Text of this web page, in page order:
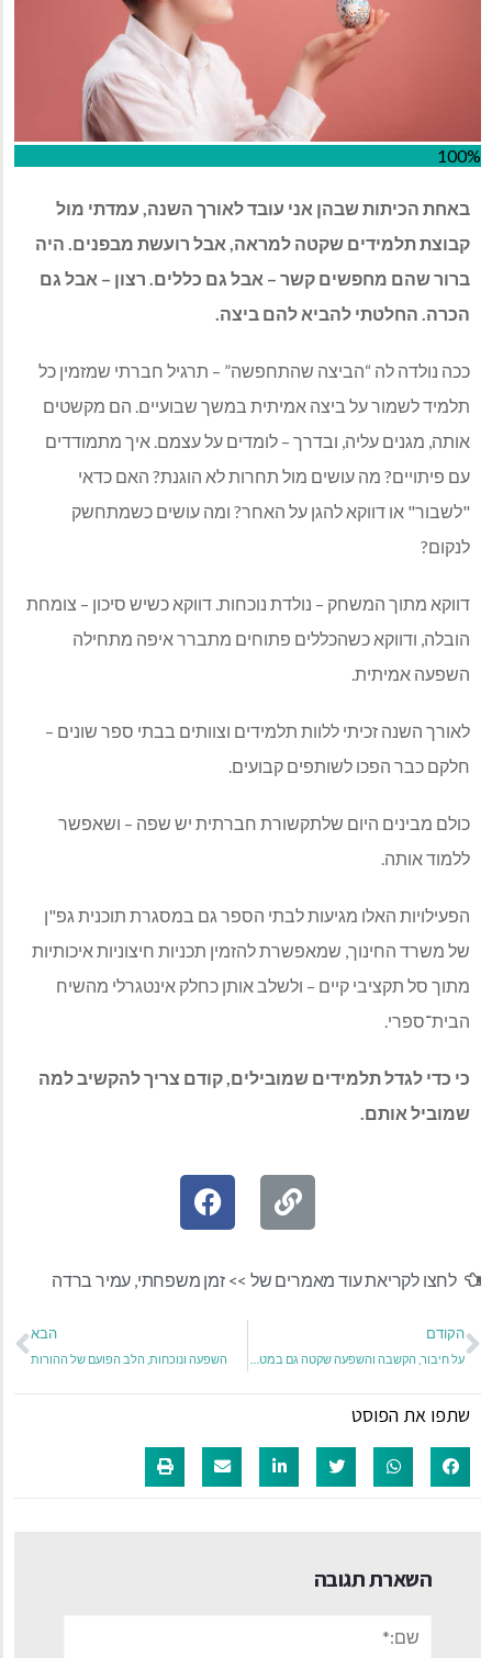
100%
באחת הכיתות שבהן אני עובד לאורך השנה, עמדתי מול
קבוצת תלמידים שקטה למראה, אבל רועשת מבפנים. היה
ברור שהם מחפשים קשר – אבל גם כללים. רצון – אבל גם
הכרה. החלטתי להביא להם ביצה.
ככה נולדה לה “הביצה שהתחפשה” – תרגיל חברתי שמזמין כל
תלמיד לשמור על ביצה אמיתית במשך שבועיים. הם מקשטים
אותה, מגנים עליה, ובדרך – לומדים על עצמם. איך מתמודדים
עם פיתויים? מה עושים מול תחרות לא הוגנת? האם כדאי
"לשבור" או דווקא להגן על האחר? ומה עושים כשמתחשק
לנקום?
דווקא מתוך המשחק – נולדת נוכחות. דווקא כשיש סיכון – צומחת
הובלה, ודווקא כשהכללים פתוחים מתברר איפה מתחילה
השפעה אמיתית.
לאורך השנה זכיתי ללוות תלמידים וצוותים בבתי ספר שונים –
חלקם כבר הפכו לשותפים קבועים.
כולם מבינים היום שלתקשורת חברתית יש שפה – ושאפשר
ללמוד אותה.
הפעילויות האלו מגיעות לבתי הספר גם במסגרת תוכנית גפ"ן
של משרד החינוך, שמאפשרת להזמין תכניות חיצוניות איכותיות
מתוך סל תקציבי קיים – ולשלב אותן כחלק אינטגרלי מהשיח
הבית־ספרי.
כי כדי לגדל תלמידים שמובילים, קודם צריך להקשיב למה
שמוביל אותם.
לחצו לקריאת עוד מאמרים של >> זמן משפחתי, עמיר ברדה
הקודם הבא
השפעה ונוכחות, הלב הפועם של ההורות
שתפו את הפוסט
השארת תגובה